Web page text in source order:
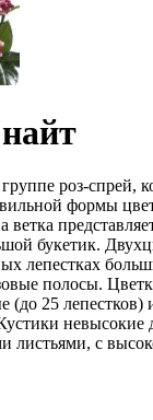
роз-спрей,
формы
букетик.
лепестках
полосы.
(до 25 лепестков)
невысокие
листьями, с